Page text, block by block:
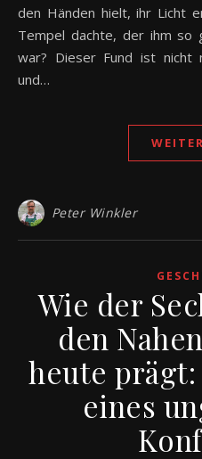
den Händen hielt, ihr Licht
Tempel dachte, der ihm so
war? Dieser Fund ist nicht
und…
Peter Winkler
Wie der
den
heute
eines